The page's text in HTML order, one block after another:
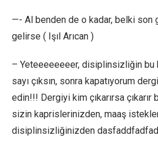
—- Al benden de o kadar, belki son
gelirse ( Işıl Arıcan )
– Yeteeeeeeeer, disiplinsizliğin bu
sayı çıksın, sonra kapatıyorum
edin!!! Dergiyi kim çıkarırsa çıkarır
sizin kaprislerinizden, maaş
disiplinsizliğinizden